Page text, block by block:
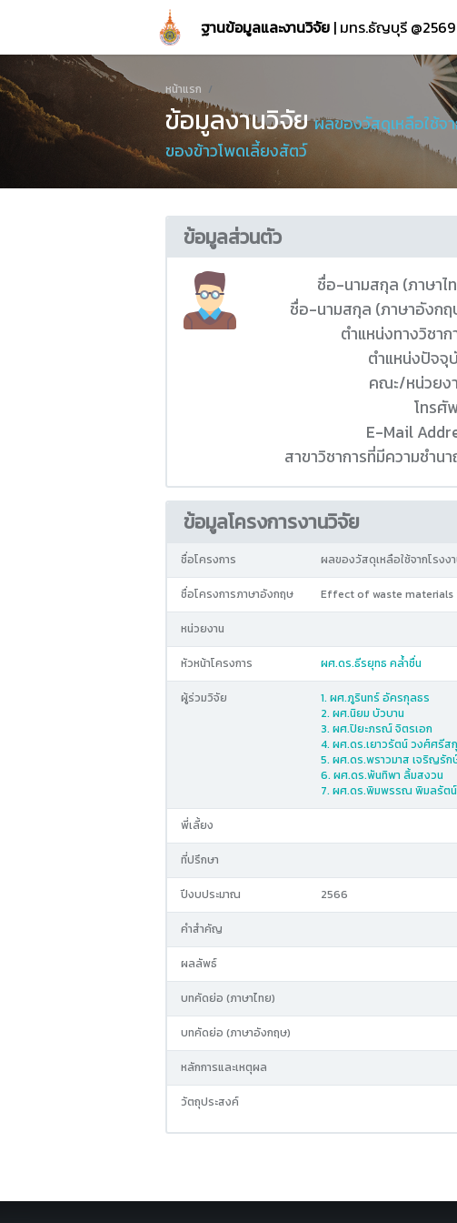
ฐานข้อมูลและงานวิจัย | มทร.ธัญบุรี @2569
หน้าแรก
ข้อมูลงานวิจัยผลของวัสดุเหลือใช้จ
ของข้าวโพดเลี้ยงสัตว์
ข้อมูลส่วนตัว
ชื่อ-นามสกุล (ภาษาไ
ชื่อ-นามสกุล (ภาษาอังกฤ
ตำแหน่งทางวิชาก
ตำแหน่งปัจจุ
คณะ/หน่วยง
โทรศั
E-Mail
สาขาวิชาการที่มีความชำน
ข้อมูลโครงการงานวิจัย
ชื่อโครงการ ผลของวัสดุเหลือใช้จากโรง
ชื่อโครงการภาษาอังกฤษ Effect of waste materials
หน่วยงาน
หัวหน้าโครงการ ผศ.ดร.ธีรยุทธ คล้ำชื่น
ผู้ร่วมวิจัย
1. ผศ.ภูรินทร์ อัครกุลธร
2. ผศ.นิยม บัวบาน
3. ผศ.ปิยะภรณ์ จิตรเอก
4. ผศ.ดร.เยาวรัตน์ วงศ์ศรีส
5. ผศ.ดร.พราวมาส เจริญรัก
6. ผศ.ดร.พันทิพา ลิ้มสงวน
7. ผศ.ดร.พิมพรรณ พิมลรัตน์
พี่เลี้ยง
ที่ปรึกษา
ปีงบประมาณ 2566
คำสำคัญ
ผลลัพธ์
บทคัดย่อ (ภาษาไทย)
บทคัดย่อ (ภาษาอังกฤษ)
หลักการและเหตุผล
วัตถุประสงค์